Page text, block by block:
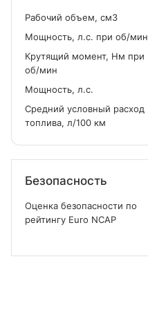
Рабочий объем, см3
Мощность, л.с. при об/мин
Крутящий момент, Нм при
об/мин
Мощность, л.с.
Средний условный расход
топлива, л/100 км
Безопасность
Оценка безопасности по
рейтингу Euro NCAP